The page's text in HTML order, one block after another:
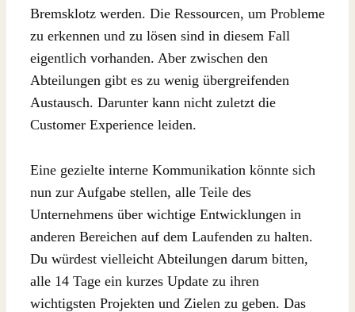
Bremsklotz werden. Die Ressourcen, um Probleme
zu erkennen und zu lösen sind in diesem Fall
eigentlich vorhanden. Aber zwischen den
Abteilungen gibt es zu wenig übergreifenden
Austausch. Darunter kann nicht zuletzt die
Customer Experience leiden.
Eine gezielte interne Kommunikation könnte sich
nun zur Aufgabe stellen, alle Teile des
Unternehmens über wichtige Entwicklungen in
anderen Bereichen auf dem Laufenden zu halten.
Du würdest vielleicht Abteilungen darum bitten,
alle 14 Tage ein kurzes Update zu ihren
wichtigsten Projekten und Zielen zu geben. Das